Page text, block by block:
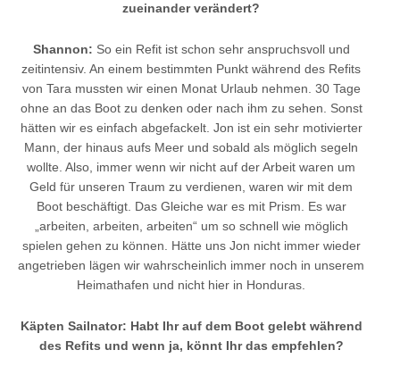
zueinander verändert?
Shannon: So ein Refit ist schon sehr anspruchsvoll und
zeitintensiv. An einem bestimmten Punkt während des Refits
von Tara mussten wir einen Monat Urlaub nehmen. 30 Tage
ohne an das Boot zu denken oder nach ihm zu sehen. Sonst
hätten wir es einfach abgefackelt. Jon ist ein sehr motivierter
Mann, der hinaus aufs Meer und sobald als möglich segeln
wollte. Also, immer wenn wir nicht auf der Arbeit waren um
Geld für unseren Traum zu verdienen, waren wir mit dem
Boot beschäftigt. Das Gleiche war es mit Prism. Es war
„arbeiten, arbeiten, arbeiten“ um so schnell wie möglich
spielen gehen zu können. Hätte uns Jon nicht immer wieder
angetrieben lägen wir wahrscheinlich immer noch in unserem
Heimathafen und nicht hier in Honduras.
Käpten Sailnator: Habt Ihr auf dem Boot gelebt während
des Refits und wenn ja, könnt Ihr das empfehlen?